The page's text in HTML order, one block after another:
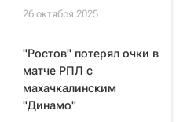
26 октября 2025
"Ростов" потерял очки в
матче РПЛ с
махачкалинским
"Динамо"